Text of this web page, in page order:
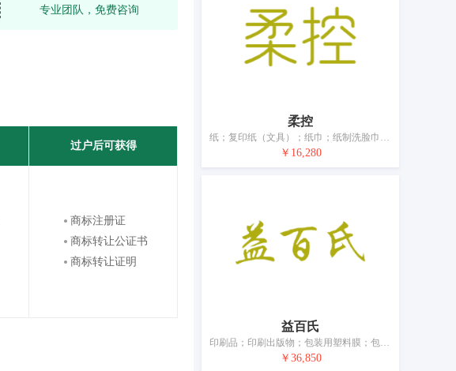
专业团队，免费咨询
过户后可获得
商标注册证
商标转让公证书
商标转让证明
柔控
纸；复印纸（文具）；纸巾；纸制洗脸巾；印刷品；印刷出版物；图画；保鲜膜；家具除外的办公必需品；文具或家用胶带
￥16,280
益百氏
印刷品；印刷出版物；包装用塑料膜；包装纸；纸制或塑料制垃圾袋；家具除外的办公必需品；文具
￥36,850